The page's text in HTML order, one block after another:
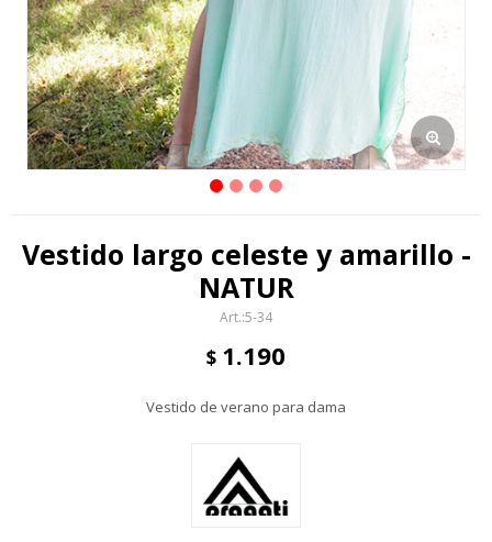
Vestido largo celeste y amarillo -
NATUR
5-34
$ 1.190
Vestido de verano para dama